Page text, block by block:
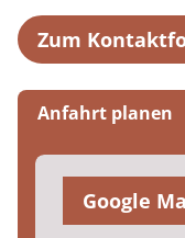
Zum
Anfahrt planen
Google